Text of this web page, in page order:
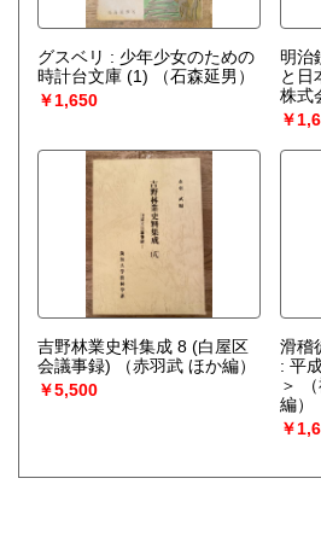
グスベリ : 少年少女のための
時計台文庫 (1)
（石森延男）
￥1,650
明治
と日
株式
￥
吉野林業史料集成 8 (白屋区
会議事録)
（赤羽武 ほか編）
￥5,500
滑稽
: 平
＞
編）
￥